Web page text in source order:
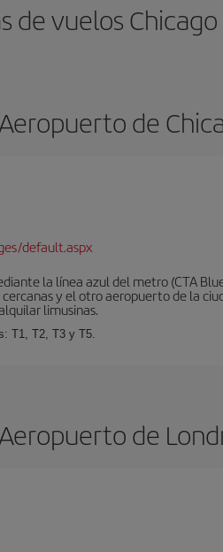
de vuelos
de
default.aspx
la línea azul del metro (CTA
y el otro aeropuerto de la
limusinas.
T1, T2, T3 y T5.
de